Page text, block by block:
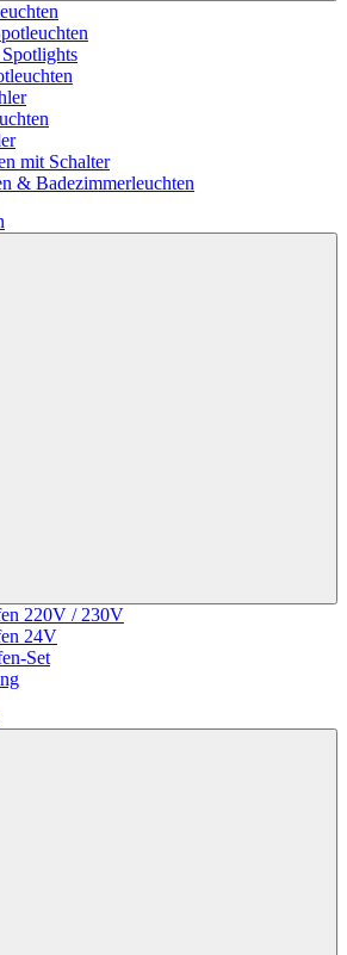
mit Schalter
& Badezimmerleuchten
220V / 230V
24V
Set